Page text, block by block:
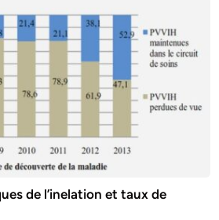
de l’inelation et taux de